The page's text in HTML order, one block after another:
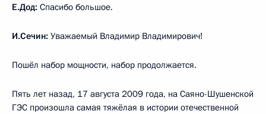
Е.Дод: Спасибо большое.
И.Сечин: Уважаемый Владимир Владимирович!
Пошёл набор мощности, набор продолжается.
Пять лет назад, 17 августа 2009 года, на Саяно-Шушенской
ГЭС произошла самая тяжёлая в истории отечественной